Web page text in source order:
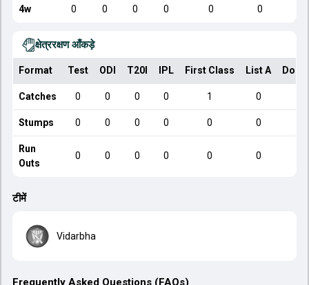
4w 0 0 0 0 0 0
क्षेत्ररक्षण आँकड़े
Format Test ODI T20I IPL First Class List A
Catches 0 0 0 0 1 0
Stumps 0 0 0 0 0 0
Run
Outs
0 0 0 0 0 0
टीमें
Vidarbha
Frequently Asked Questions (FAQs)